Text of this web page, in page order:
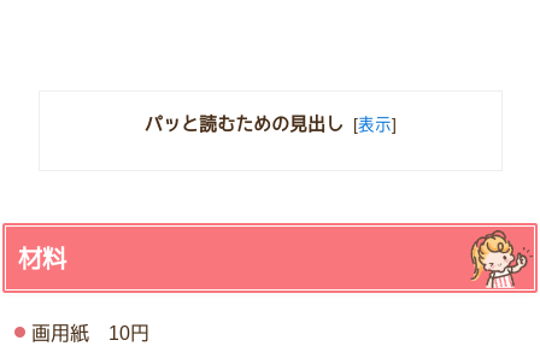
パッと読むための見出し [表示]
材料
画用紙 10円